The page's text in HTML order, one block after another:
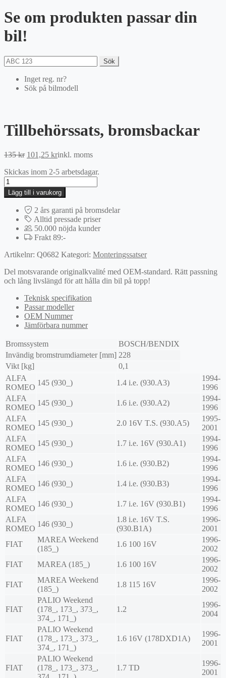
Se om produkten passar din
bil!
Sök
Inget reg. nr?
Sök på bilmodell
Tillbehörssats, bromsbackar
135kr Det
priset
135 kr.
101,25 krDet
priset
101,25 kr.
inkl. moms
Skickas inom 2-5 arbetsdagar.
Tillbehörssats,
bromsbackar
mängd
Lägg till i varukorg
2 års garanti på bromsdelar
Alltid pressade priser
50.000 nöjda kunder
Frakt 89:-
Artikelnr: Q0682 Kategori: Monteringssatser
Del motsvarande originalkvalité med OEM-standard. Rätt passning
och lång livslängd för att hålla din bil på topp!
Teknisk specifikation
Passar modeller
OEM Nummer
Jämförbara nummer
Bromssystem
BOSCH/BENDIX
Invändig bromstrumdiameter [mm] 228
Vikt [kg]
0,1
ALFA
ROMEO
145 (930_) 1.4 i.e. (930.A3)
1994-
1996
ALFA
ROMEO
145 (930_) 1.6 i.e. (930.A2)
1994-
1996
ALFA
ROMEO
145 (930_) 2.0 16V T.S. (930.A5)
1995-
2001
ALFA
ROMEO
145 (930_) 1.7 i.e. 16V (930.A1)
1994-
1996
ALFA
ROMEO
146 (930_) 1.6 i.e. (930.B2)
1994-
1996
ALFA
ROMEO
146 (930_) 1.4 i.e. (930.B3)
1994-
1996
ALFA
ROMEO
146 (930_) 1.7 i.e. 16V (930.B1)
1994-
1996
ALFA
ROMEO
146 (930_)
1.8 i.e. 16V T.S.
(930.B1A)
1996-
2001
FIAT
MAREA Weekend
(185_)
1.6 100 16V
1996-
2002
FIAT
MAREA (185_) 1.6 100 16V
1996-
2002
FIAT
MAREA Weekend
(185_)
1.8 115 16V
1996-
2002
FIAT
PALIO Weekend
(178_, 173_, 373_,
374_, 171_)
1.2
1996-
2004
FIAT
PALIO Weekend
(178_, 173_, 373_,
374_, 171_)
1.6 16V (178DXD1A)
1996-
2001
FIAT
PALIO Weekend
(178_, 173_, 373_,
1.7 TD
1996-
2001